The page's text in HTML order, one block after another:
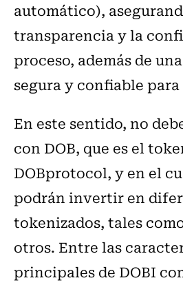
automático),
transparencia y la
proceso, además de
segura y confiable
En este sentido, no
con DOB, que es el
DOBprotocol, y en el
podrán invertir en
tokenizados, tales
otros. Entre las
principales de DOBI